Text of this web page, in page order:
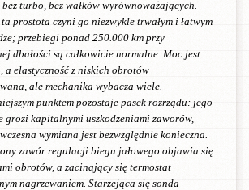
turbo, bez wałków wyrównoważających.
ta prostota czyni go niezwykle trwałym i łatwym
przebiegi ponad 250.000 km przy
dbałości są całkowicie normalne. Moc jest
a elastyczność z niskich obrotów
ale mechanika wybacza wiele.
punktem pozostaje pasek rozrządu: jego
grozi kapitalnymi uszkodzeniami zaworów,
wymiana jest bezwzględnie konieczna.
zawór regulacji biegu jałowego objawia się
obrotów, a zacinający się termostat
nagrzewaniem. Starzejąca się sonda